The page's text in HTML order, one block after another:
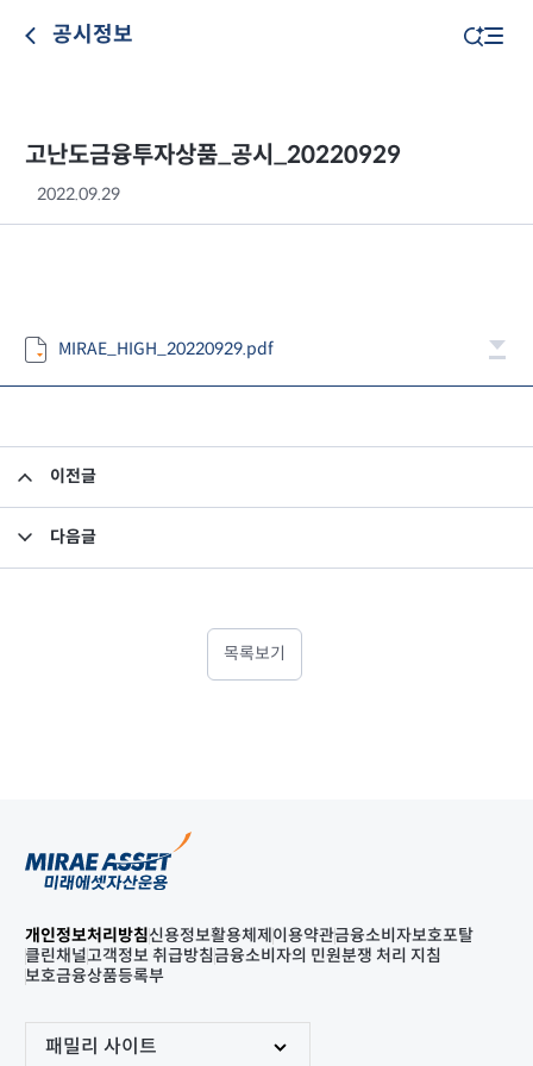
공시정보
고난도금융투자상품_공시_20220929
2022.09.29
MIRAE_HIGH_20220929.pdf
이전글
다음글
목록보기
개인정보처리방침신용정보활용체제 이용약관금융소비자보호포탈
클린채널고객정보 취급방침금융소비자의 민원분쟁 처리 지침
보호금융상품등록부
패밀리 사이트